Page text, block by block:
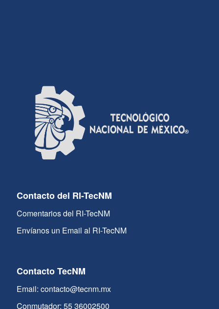
Contacto del RI-TecNM
Comentarios del RI-TecNM
Envíanos un Email al RI-TecNM
Contacto TecNM
Email: contacto@tecnm.mx
Conmutador: 55 36002500